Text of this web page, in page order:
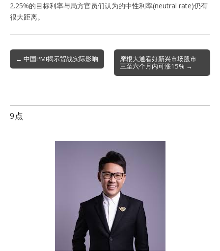
2.25%的目标利率与局方官员们认为的中性利率(neutral rate)仍有
很大距离。
Post
navigation
← 中国PMI揭示贸战实际影响
摩根大通看好新兴市场股市
三至六个月内可涨15% →
9点